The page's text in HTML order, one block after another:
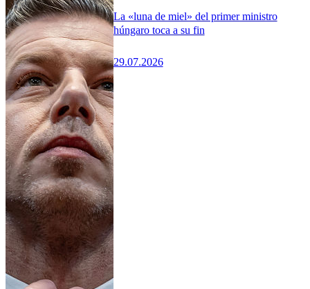
La «luna de miel» del primer ministro
húngaro toca a su fin
29.07.2026